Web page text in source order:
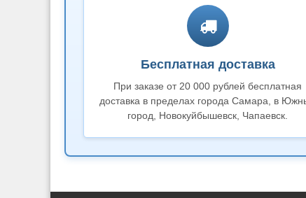
Бесплатная доставка
При заказе от 20 000 рублей бесплатная
доставка в пределах города Самара, в
город, Новокуйбышевск, Чапаевск.